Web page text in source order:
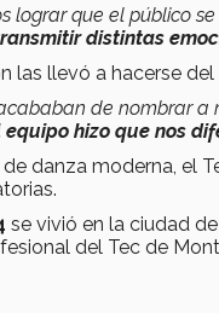
lograr que el público
distintas
las llevó a hacerse del
de nombrar
hizo que nos
danza moderna, el
se vivió en la ciudad
del Tec de